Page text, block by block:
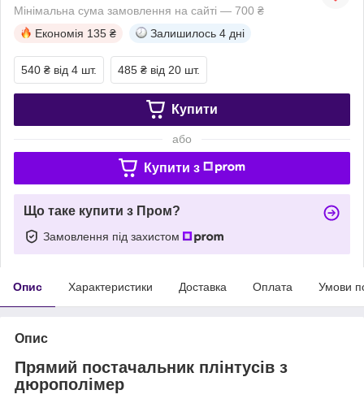
Мінімальна сума замовлення на сайті — 700 ₴
Економія 135 ₴ Залишилось 4 дні
540 ₴ від 4 шт. 485 ₴ від 20 шт.
Купити
або
Купити з
Що таке купити з Пром?
Замовлення під захистом
Опис Характеристики Доставка Оплата Умови
Опис
Прямий постачальник плінтусів з
дюрополімер